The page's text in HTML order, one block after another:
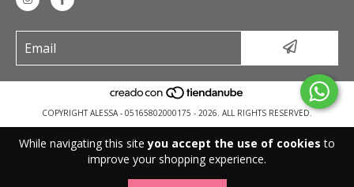
While navigating this siteyou accept the use of cookies to
improve your shopping experience.
COPYRIGHT ALESSA - 05165802000175 - 2026. ALL RIGHTS RESERVED.